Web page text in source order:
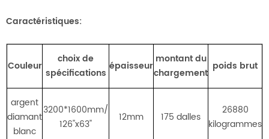
Caractéristiques:
Couleur
choix de
spécifications
épaisseur
montant du
chargement
poids brut
argent
diamant
blanc
3200*1600mm/
126''x63''
12mm 175 dalles
26880
kilogrammes